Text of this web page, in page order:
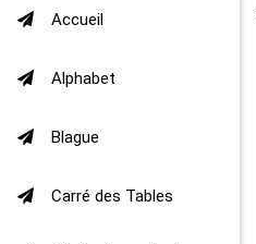
Accueil
Alphabet
Blague
Carré des Tables